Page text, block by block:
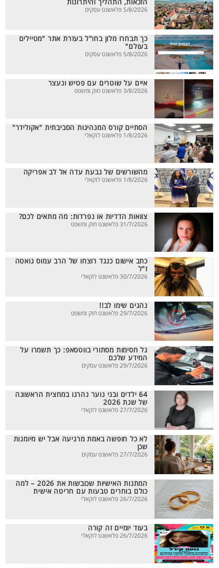
הזכאות, התהליך והיתרונות
5/8/2026 פלאשנט עסקים
כך תבחרו מלון בחו"ל בעזרת אתר "מטיילים
בעולם"
5/8/2026 פלאשנט עסקים
איים על שוטרים עם פטיש ונעצר
3/8/2026 פלאשנט חוק ומשפט
הסתיים קורס המנהיגות הסביבתית "אקולידר"
1/8/2026 פלאשנט לוקאלי
מהשורשים של גבעת עדה אל לב אפריקה
1/8/2026 פלאשנט לוקאלי
צוואות הדדיות או נפרדות: מה מתאים לכם?
31/7/2026 פלאשנט חוק ומשפט
כתב אישום כנגד רוצחו של הרב עמוס גואטה
ז"ל
30/7/2026 פלאשנט לוקאלי
נהגים שימו לב!!
29/7/2026 פלאשנט חוק ומשפט
גל חסימות מסתורי בווטסאפ: כך תשמרו על
המידע שלכם
29/7/2026 פלאשנט עסקים
64 ילדים ובני נוער נהרגו במחצית הראשונה
של שנת 2026
27/7/2026 פלאשנט לוקאלי
לא כל חופשה באמת מרגיעה אבל יש מיומנות
שכן
27/7/2026 פלאשנט עסקים
המתנות האישיות שכובשות את 2026 – למה
כולם בוחרים טבעות עם חריטה אישית
26/7/2026 פלאשנט לוקאלי
בעוד יומיים זה קורה
26/7/2026 פלאשנט לוקאלי